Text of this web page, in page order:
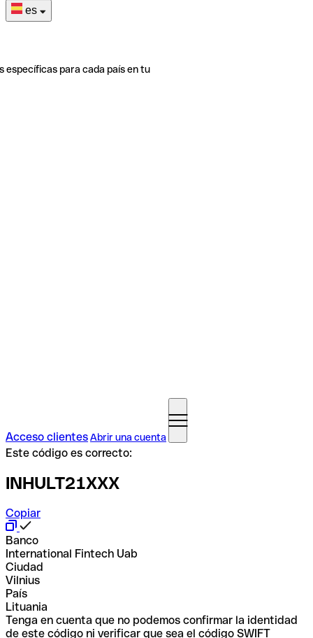
es
específicas para cada país en tu
Acceso clientesAbrir una cuenta
Este código es correcto:
INHULT21XXX
Copiar
Banco
International Fintech Uab
Ciudad
Vilnius
País
Lituania
Tenga en cuenta que no podemos confirmar la identidad
de este código ni verificar que sea el código SWIFT